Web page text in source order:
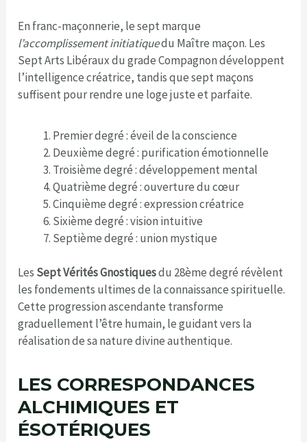
En franc-maçonnerie, le sept marque
l’accomplissement initiatiquedu Maître maçon. Les
Sept Arts Libéraux du grade Compagnon développent
l’intelligence créatrice, tandis que sept maçons
suffisent pour rendre une loge juste et parfaite.
Premier degré : éveil de la conscience
Deuxième degré : purification émotionnelle
Troisième degré : développement mental
Quatrième degré : ouverture du cœur
Cinquième degré : expression créatrice
Sixième degré : vision intuitive
Septième degré : union mystique
Les Sept Vérités Gnostiquesdu 28ème degré révèlent
les fondements ultimes de la connaissance spirituelle.
Cette progression ascendante transforme
graduellement l’être humain, le guidant vers la
réalisation de sa nature divine authentique.
LES CORRESPONDANCES
ALCHIMIQUES ET
ÉSOTÉRIQUES